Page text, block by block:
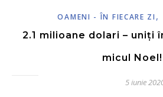
OAMENI - ÎN FIECARE ZI ,
2.1 milioane dolari – uniți
micul Noel!
5 iunie